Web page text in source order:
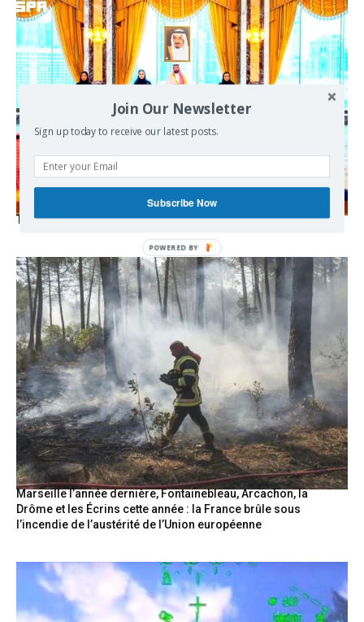
The Mecca pact
Marseille l’année dernière, Fontainebleau, Arcachon, la
Drôme et les Écrins cette année : la France brûle sous
l’incendie de l’austérité de l’Union européenne
Join Our Newsletter
Sign up today to receive our latest posts.
Subscribe Now
POWERED
BY